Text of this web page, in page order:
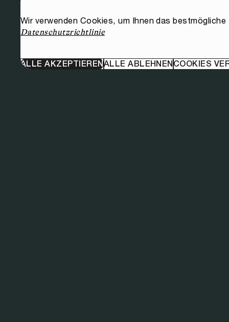
Wir verwenden Cookies, um Ihnen das
Datenschutzrichtlinie
ALLE AKZEPTIERENALLE ABLEHNENCOOKIES